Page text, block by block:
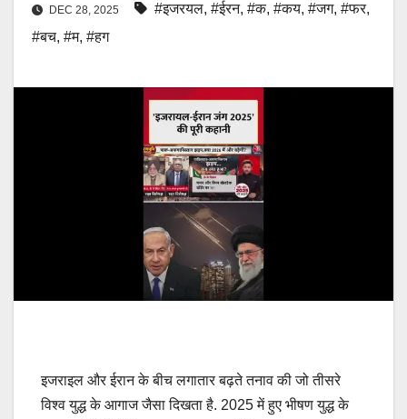
DEC 28, 2025 #इजरयल, #ईरन, #क, #कय, #जग, #फर,
#बच, #म, #हग
इजराइल और ईरान के बीच लगातार बढ़ते तनाव की जो तीसरे
विश्व युद्ध के आगाज जैसा दिखता है. 2025 में हुए भीषण युद्ध के